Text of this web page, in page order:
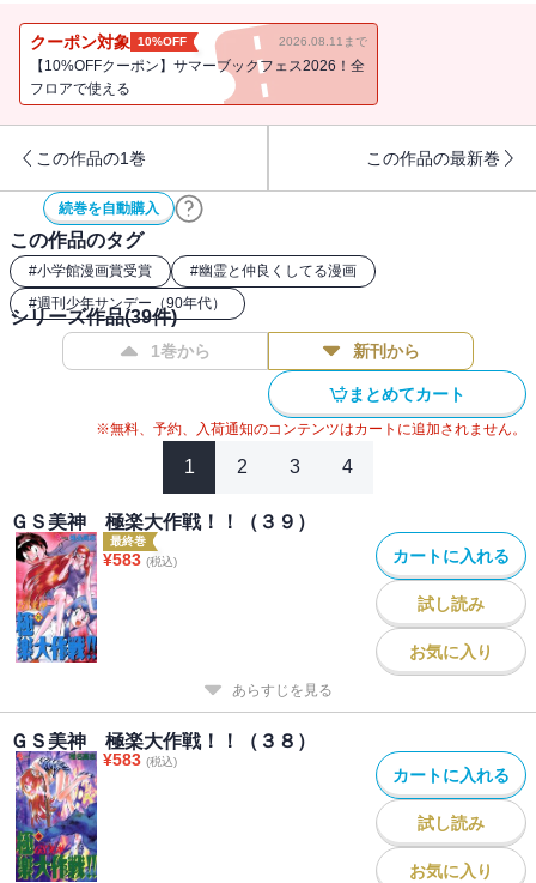
クーポン対象 10%OFF 2026.08.11まで
【10%OFFクーポン】サマーブックフェス2026！全
フロアで使える
この作品の1巻 この作品の最新巻
続巻を自動購入
この作品のタグ
#小学館漫画賞受賞 #幽霊と仲良くしてる漫画
#週刊少年サンデー（90年代）
シリーズ作品(39件)
1巻から 新刊から
まとめてカート
※無料、予約、入荷通知のコンテンツはカートに追加されません。
1 2 3 4
ＧＳ美神 極楽大作戦！！（３９）
最終巻
¥583 (税込) カートに入れる
試し読み
お気に入り
あらすじを見る
ＧＳ美神 極楽大作戦！！（３８）
¥583 (税込)
カートに入れる
試し読み
お気に入り